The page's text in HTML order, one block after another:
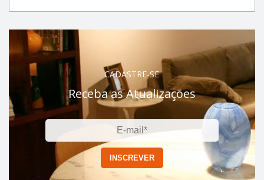
CADASTRE-SE
Receba as Atualizações